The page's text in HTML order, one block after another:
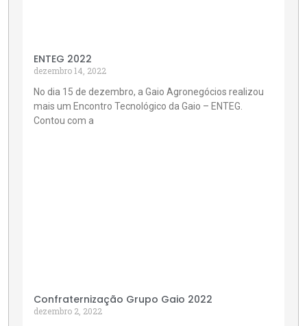
ENTEG 2022
dezembro 14, 2022
No dia 15 de dezembro, a Gaio Agronegócios realizou
mais um Encontro Tecnológico da Gaio – ENTEG.
Contou com a
Confraternização Grupo Gaio 2022
dezembro 2, 2022